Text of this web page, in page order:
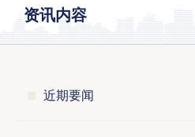
资讯内容
近期要闻